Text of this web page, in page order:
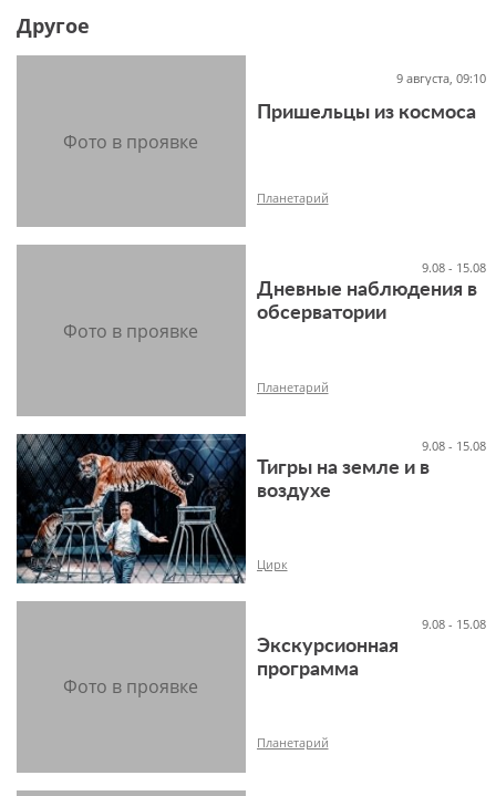
12+
Другое
9 августа, 09:10
Пришельцы из космоса
Планетарий
9.08 - 15.08
Дневные наблюдения в
обсерватории
Планетарий
9.08 - 15.08
Тигры на земле и в
воздухе
Цирк
9.08 - 15.08
Экскурсионная
программа
Планетарий